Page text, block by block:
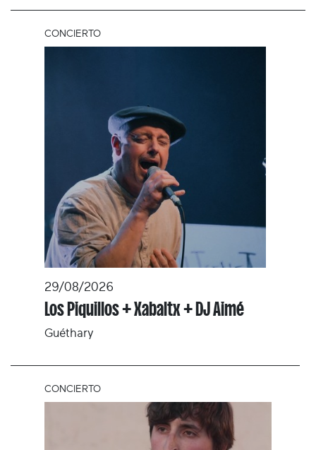
CONCIERTO
29/08/2026
Los Piquillos + Xabaltx + DJ Aimé
Guéthary
CONCIERTO